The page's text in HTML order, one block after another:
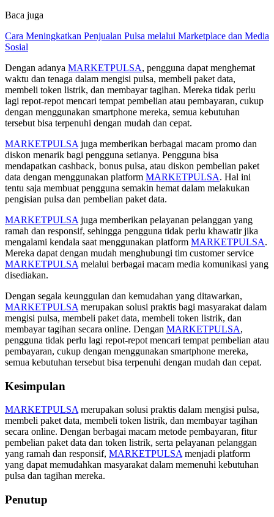
Baca juga
Cara Meningkatkan Penjualan Pulsa melalui Marketplace dan Media
Sosial
Dengan adanya MARKETPULSA, pengguna dapat menghemat
waktu dan tenaga dalam mengisi pulsa, membeli paket data,
membeli token listrik, dan membayar tagihan. Mereka tidak perlu
lagi repot-repot mencari tempat pembelian atau pembayaran, cukup
dengan menggunakan smartphone mereka, semua kebutuhan
tersebut bisa terpenuhi dengan mudah dan cepat.
MARKETPULSA juga memberikan berbagai macam promo dan
diskon menarik bagi pengguna setianya. Pengguna bisa
mendapatkan cashback, bonus pulsa, atau diskon pembelian paket
data dengan menggunakan platform MARKETPULSA. Hal ini
tentu saja membuat pengguna semakin hemat dalam melakukan
pengisian pulsa dan pembelian paket data.
MARKETPULSA juga memberikan pelayanan pelanggan yang
ramah dan responsif, sehingga pengguna tidak perlu khawatir jika
mengalami kendala saat menggunakan platform MARKETPULSA.
Mereka dapat dengan mudah menghubungi tim customer service
MARKETPULSA melalui berbagai macam media komunikasi yang
disediakan.
Dengan segala keunggulan dan kemudahan yang ditawarkan,
MARKETPULSA merupakan solusi praktis bagi masyarakat dalam
mengisi pulsa, membeli paket data, membeli token listrik, dan
membayar tagihan secara online. Dengan MARKETPULSA,
pengguna tidak perlu lagi repot-repot mencari tempat pembelian atau
pembayaran, cukup dengan menggunakan smartphone mereka,
semua kebutuhan tersebut bisa terpenuhi dengan mudah dan cepat.
Kesimpulan
MARKETPULSA merupakan solusi praktis dalam mengisi pulsa,
membeli paket data, membeli token listrik, dan membayar tagihan
secara online. Dengan berbagai macam metode pembayaran, fitur
pembelian paket data dan token listrik, serta pelayanan pelanggan
yang ramah dan responsif, MARKETPULSA menjadi platform
yang dapat memudahkan masyarakat dalam memenuhi kebutuhan
pulsa dan tagihan mereka.
Penutup